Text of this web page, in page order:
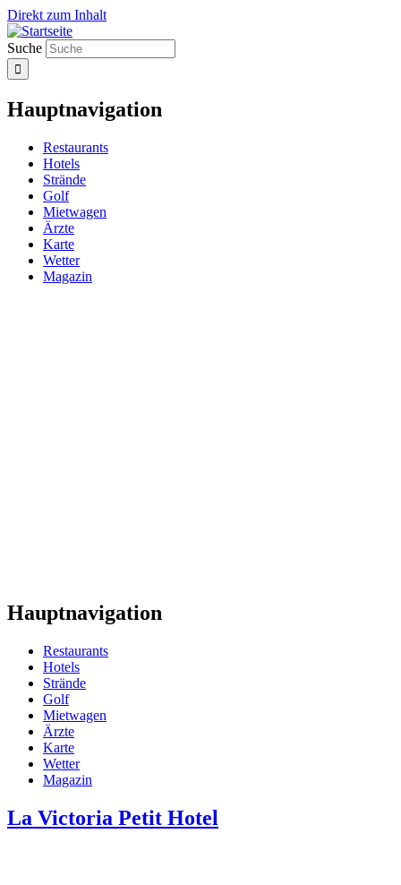
Direkt zum Inhalt
Suche
Hauptnavigation
Restaurants
Hotels
Strände
Golf
Mietwagen
Ärzte
Karte
Wetter
Magazin
Hauptnavigation
Restaurants
Hotels
Strände
Golf
Mietwagen
Ärzte
Karte
Wetter
Magazin
La Victoria Petit Hotel